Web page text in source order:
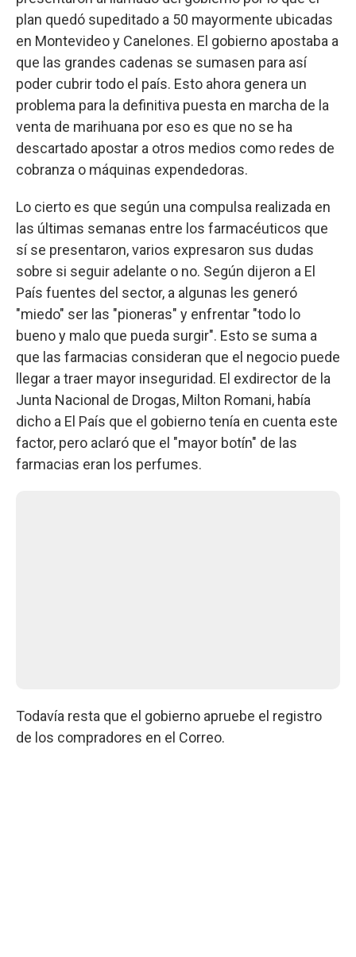
plan quedó supeditado a 50 mayormente ubicadas
en Montevideo y Canelones. El gobierno apostaba a
que las grandes cadenas se sumasen para así
poder cubrir todo el país. Esto ahora genera un
problema para la definitiva puesta en marcha de la
venta de marihuana por eso es que no se ha
descartado apostar a otros medios como redes de
cobranza o máquinas expendedoras.
Lo cierto es que según una compulsa realizada en
las últimas semanas entre los farmacéuticos que
sí se presentaron, varios expresaron sus dudas
sobre si seguir adelante o no. Según dijeron a El
País fuentes del sector, a algunas les generó
"miedo" ser las "pioneras" y enfrentar "todo lo
bueno y malo que pueda surgir". Esto se suma a
que las farmacias consideran que el negocio puede
llegar a traer mayor inseguridad. El exdirector de la
Junta Nacional de Drogas, Milton Romani, había
dicho a El País que el gobierno tenía en cuenta este
factor, pero aclaró que el "mayor botín" de las
farmacias eran los perfumes.
Todavía resta que el gobierno apruebe el registro
de los compradores en el Correo.